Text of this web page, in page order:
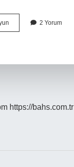
Hastası
2 Yorum
https://bahs.com.tr